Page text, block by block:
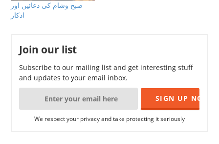
صبح وشام كى دعائيں اور
اذكار
Join our list
Subscribe to our mailing list and get interesting stuff
and updates to your email inbox.
We respect your privacy and take protecting it seriously